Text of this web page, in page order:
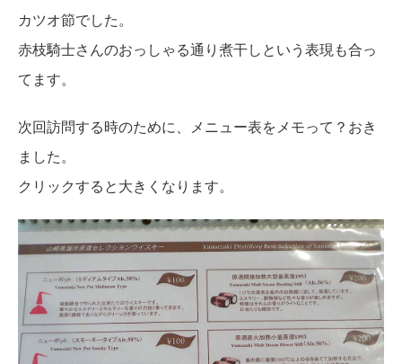
カツオ節でした。
赤枝騎士さんのおっしゃる通り煮干しという表現も合っ
てます。
次回訪問する時のために、メニュー表をメモって？おき
ました。
クリックすると大きくなります。